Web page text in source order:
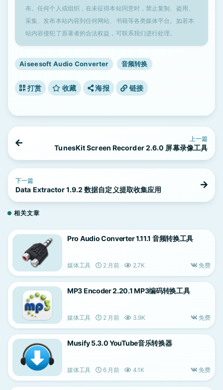
布。任何个人或组织，在未征得本站同意时，禁止复制、盗用、
采集、发布本站内容到任何网站、书籍等各类媒体平台。如若本
站内容侵犯了原著者的合法权益，可联系我们进行处理。
Aiseesoft Audio Converter 音频转换
打赏 收藏 海报 链接
上一篇
TunesKit Screen Recorder 2.6.0 屏幕录像工具
下一篇
Data Extractor 1.9.2 数据自定义提取收集应用
相关文章
Pro Audio Converter 1.11.1 音频转换工具
媒体工具 2 月前 2.7K 免费
MP3 Encoder 2.20.1 MP3编码转换工具
媒体工具 2 月前 3.9K 免费
Musify 5.3.0 YouTube音乐转换器
媒体工具 6 月前 4.1K 免费